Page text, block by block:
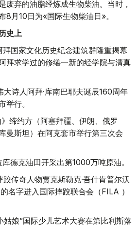
废弃的油脂经炼成生物柴油。当时，
8月10日为«国际生物柴油日»。
史上
国家文化历史纪念建筑群隆重揭幕
拜求学过的修缮一新的经学院与清真
诗人阿拜·库南巴耶夫诞辰160周年
举行。
缔约方（阿塞拜疆、伊朗、俄罗
曼斯坦）在阿克套市举行第三次会
德克油田开采出第1000万吨原油。
传奇人物贾克斯勒克·吾什肯普尔沃
名字进入国际摔跤联合会（FILA ）
娘”国际少儿艺术大赛在第比利斯落